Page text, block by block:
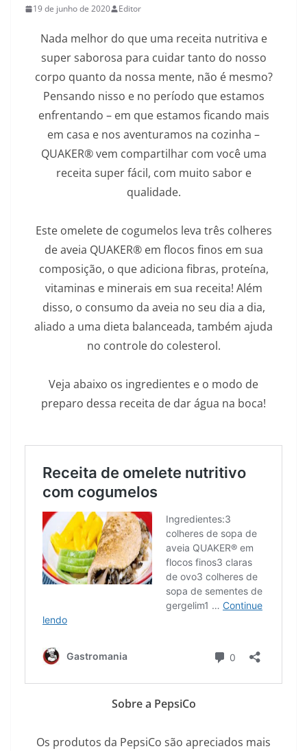
19 de junho de 2020 Editor
Nada melhor do que uma receita nutritiva e
super saborosa para cuidar tanto do nosso
corpo quanto da nossa mente, não é mesmo?
Pensando nisso e no período que estamos
enfrentando – em que estamos ficando mais
em casa e nos aventuramos na cozinha –
QUAKER® vem compartilhar com você uma
receita super fácil, com muito sabor e
qualidade.
Este omelete de cogumelos leva três colheres
de aveia QUAKER® em flocos finos em sua
composição, o que adiciona fibras, proteína,
vitaminas e minerais em sua receita! Além
disso, o consumo da aveia no seu dia a dia,
aliado a uma dieta balanceada, também ajuda
no controle do colesterol.
Veja abaixo os ingredientes e o modo de
preparo dessa receita de dar água na boca!
Sobre a PepsiCo
Os produtos da PepsiCo são apreciados mais